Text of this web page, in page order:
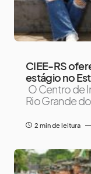
CIEE-RS
estágio no
O Centro de
Rio Grande
2 min de leitura